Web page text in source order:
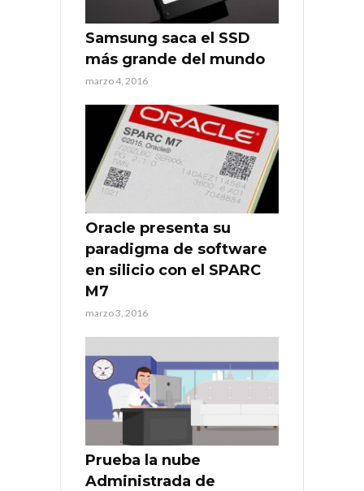
Samsung saca el SSD
más grande del mundo
marzo 4, 2016
Oracle presenta su
paradigma de software
en silicio con el SPARC
M7
marzo 3, 2016
Prueba la nube
Administrada de